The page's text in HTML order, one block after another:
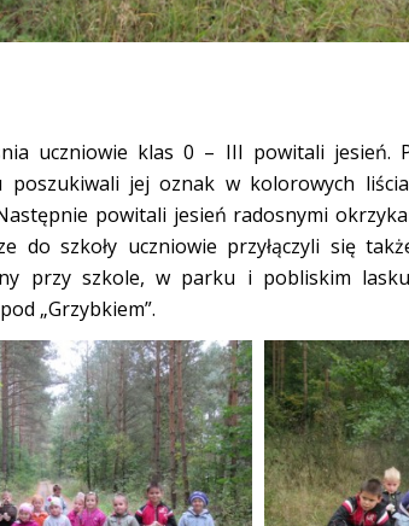
uczniowie klas 0 – III powitali jesień.
poszukiwali jej oznak w kolorowych
powitali jesień radosnymi
do szkoły uczniowie przyłączyli się
przy szkole, w parku i pobliskim
„Grzybkiem”.